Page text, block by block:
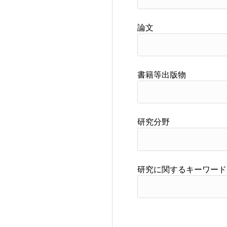
論文
書籍等出版物
研究分野
研究に関するキーワード